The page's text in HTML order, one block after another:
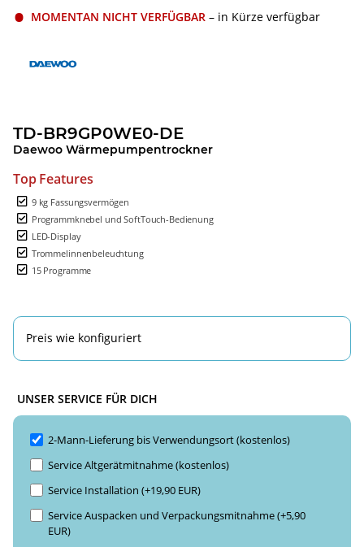
MOMENTAN NICHT VERFÜGBAR – in Kürze verfügbar
TD-BR9GP0WE0-DE
Daewoo Wärmepumpentrockner
Top Features
9 kg Fassungsvermögen
Programmknebel und SoftTouch-Bedienung
LED-Display
Trommelinnenbeleuchtung
15 Programme
Preis wie konfiguriert
UNSER SERVICE FÜR DICH
2-Mann-Lieferung bis Verwendungsort (kostenlos)
Service Altgerätmitnahme (kostenlos)
Service Installation (+19,90 EUR)
Service Auspacken und Verpackungsmitnahme (+5,90
EUR)